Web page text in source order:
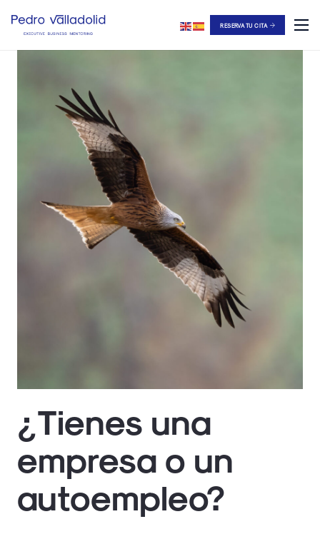
RESERVA TU CITA
¿Tienes una
empresa o un
autoempleo?